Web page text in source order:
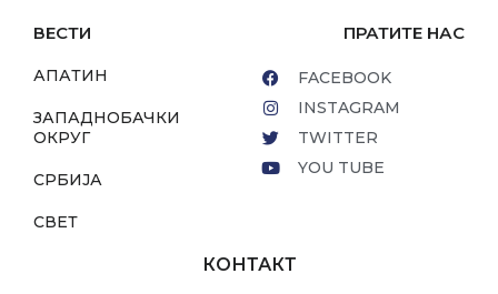
ВЕСТИ
АПАТИН
ЗАПАДНОБАЧКИ
ОКРУГ
СРБИЈА
СВЕТ
ПРАТИТЕ НАС
FACEBOOK
INSTAGRAM
TWITTER
YOU TUBE
КОНТАКТ